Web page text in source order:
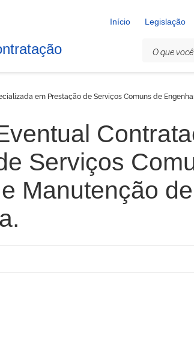
Início Legislação
em Prestação de Serviços Comuns de
Serviços
Manutenção